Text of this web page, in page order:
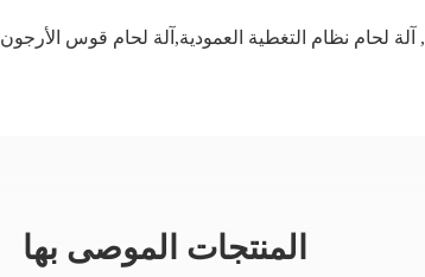
, آلة لحام نظام التغطية العمودية,آلة لحام قوس الأرجون
المنتجات الموصى بها